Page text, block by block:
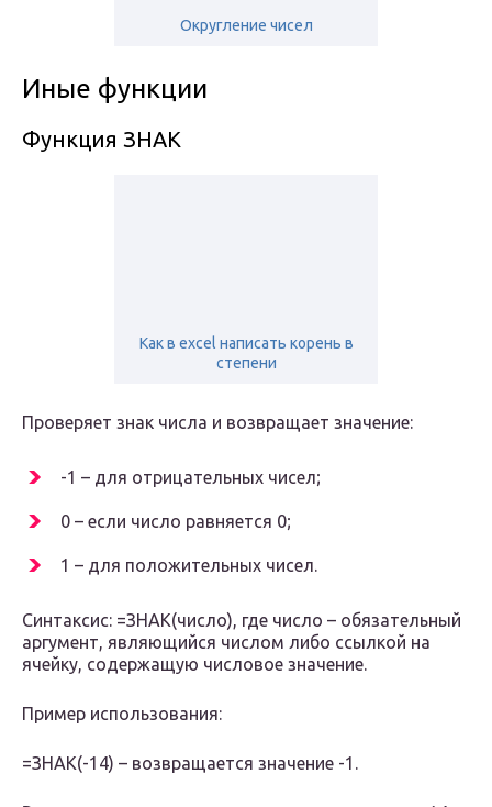
Округление чисел
Иные функции
Функция ЗНАК
Как в excel написать корень в
степени
Проверяет знак числа и возвращает значение:
-1 – для отрицательных чисел;
0 – если число равняется 0;
1 – для положительных чисел.
Синтаксис: =ЗНАК(число), где число – обязательный
аргумент, являющийся числом либо ссылкой на
ячейку, содержащую числовое значение.
Пример использования:
=ЗНАК(-14) – возвращается значение -1.